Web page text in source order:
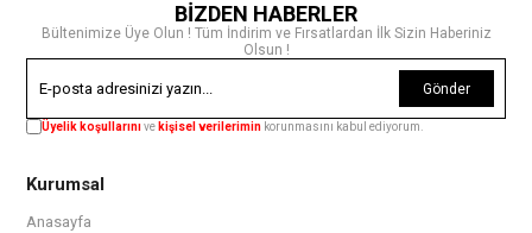
BİZDEN HABERLER
Bültenimize Üye Olun ! Tüm İndirim ve Fırsatlardan İlk Sizin Haberiniz
Olsun !
Gönder
Üyelik koşullarınıve kişisel verilerimin korunmasını kabul ediyorum.
Kurumsal
Anasayfa